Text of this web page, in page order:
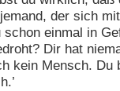
der sich
einmal in
Dir hat
kein Mensch. Du